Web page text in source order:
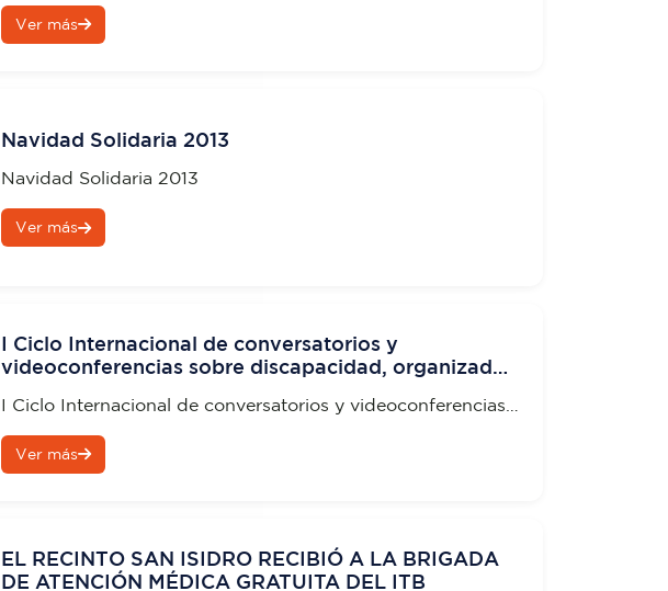
Ver más
Navidad Solidaria 2013
Navidad Solidaria 2013
Ver más
I Ciclo Internacional de conversatorios y
videoconferencias sobre discapacidad, organizado
I Ciclo Internacional de conversatorios y videoconferencias
Ver más
EL RECINTO SAN ISIDRO RECIBIÓ A LA BRIGADA
DE ATENCIÓN MÉDICA GRATUITA DEL ITB